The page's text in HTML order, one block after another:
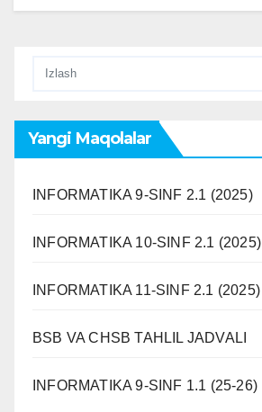
Yangi Maqolalar
INFORMATIKA 9-SINF 2.1 (2025)
INFORMATIKA 10-SINF 2.1 (2025)
INFORMATIKA 11-SINF 2.1 (2025)
BSB VA CHSB TAHLIL JADVALI
INFORMATIKA 9-SINF 1.1 (25-26)